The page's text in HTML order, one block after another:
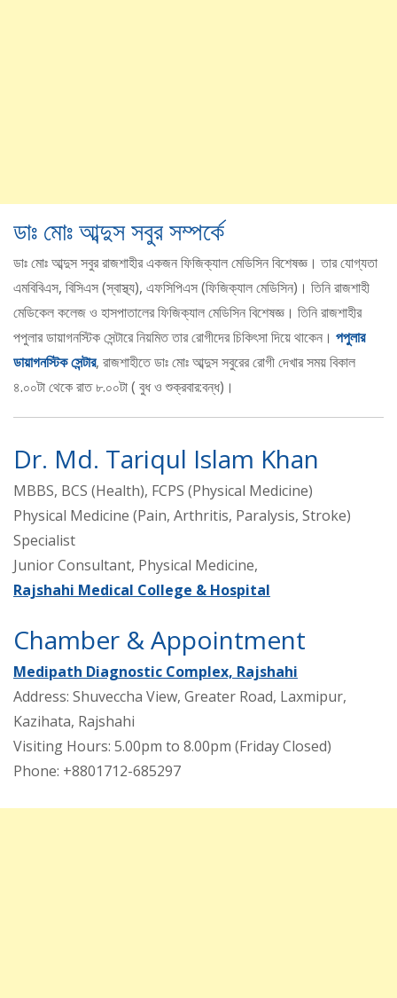
ডাঃ মোঃ আব্দুস সবুর সম্পর্কে
ডাঃ মোঃ আব্দুস সবুর রাজশাহীর একজন ফিজিক্যাল মেডিসিন বিশেষজ্ঞ। তার যোগ্যতা
এমবিবিএস, বিসিএস (স্বাস্থ্য), এফসিপিএস (ফিজিক্যাল মেডিসিন)। তিনি রাজশাহী
মেডিকেল কলেজ ও হাসপাতালের ফিজিক্যাল মেডিসিন বিশেষজ্ঞ। তিনি রাজশাহীর
পপুলার ডায়াগনস্টিক সেন্টারে নিয়মিত তার রোগীদের চিকিৎসা দিয়ে থাকেন। পপুলার
ডায়াগনস্টিক সেন্টার, রাজশাহীতে ডাঃ মোঃ আব্দুস সবুরের রোগী দেখার সময় বিকাল
৪.০০টা থেকে রাত ৮.০০টা ( বুধ ও শুক্রবার:বন্ধ)।
Dr. Md. Tariqul Islam Khan
MBBS, BCS (Health), FCPS (Physical Medicine)
Physical Medicine (Pain, Arthritis, Paralysis, Stroke)
Specialist
Junior Consultant, Physical Medicine,
Rajshahi Medical College & Hospital
Chamber & Appointment
Medipath Diagnostic Complex, Rajshahi
Address: Shuveccha View, Greater Road, Laxmipur,
Kazihata, Rajshahi
Visiting Hours: 5.00pm to 8.00pm (Friday Closed)
Phone: +8801712-685297